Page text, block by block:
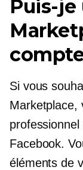
Puis-
Si vous
Marketplace,
Facebook.
éléments de